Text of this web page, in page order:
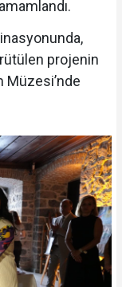
projenin
Müzesi’nde